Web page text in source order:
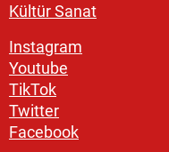
Kültür Sanat
Instagram
Youtube
TikTok
Twitter
Facebook